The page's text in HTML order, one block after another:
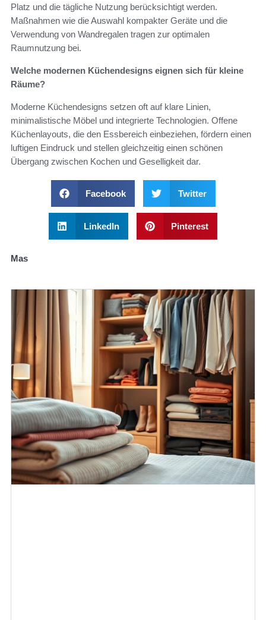
Platz und die tägliche Nutzung berücksichtigt werden.
Maßnahmen wie die Auswahl kompakter Geräte und die
Verwendung von Wandregalen tragen zur optimalen
Raumnutzung bei.
Welche modernen Küchendesigns eignen sich für kleine
Räume?
Moderne Küchendesigns setzen oft auf klare Linien,
minimalistische Möbel und integrierte Technologien. Offene
Küchenlayouts, die den Essbereich einbeziehen, fördern einen
luftigen Eindruck und stellen gleichzeitig einen schönen
Übergang zwischen Kochen und Geselligkeit dar.
Facebook Twitter
LinkedIn Pinterest
Mas